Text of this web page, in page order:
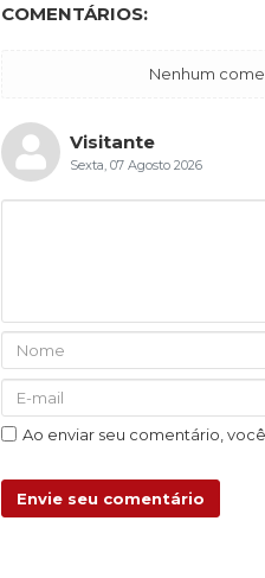
COMENTÁRIOS:
Nenhum
Visitante
Sexta, 07 Agosto 2026
Ao enviar seu comentário,
Envie seu comentário